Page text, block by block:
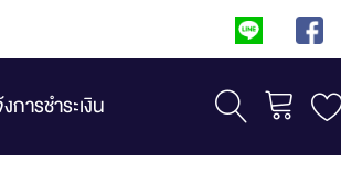
การชำระเงิน รถเข็น